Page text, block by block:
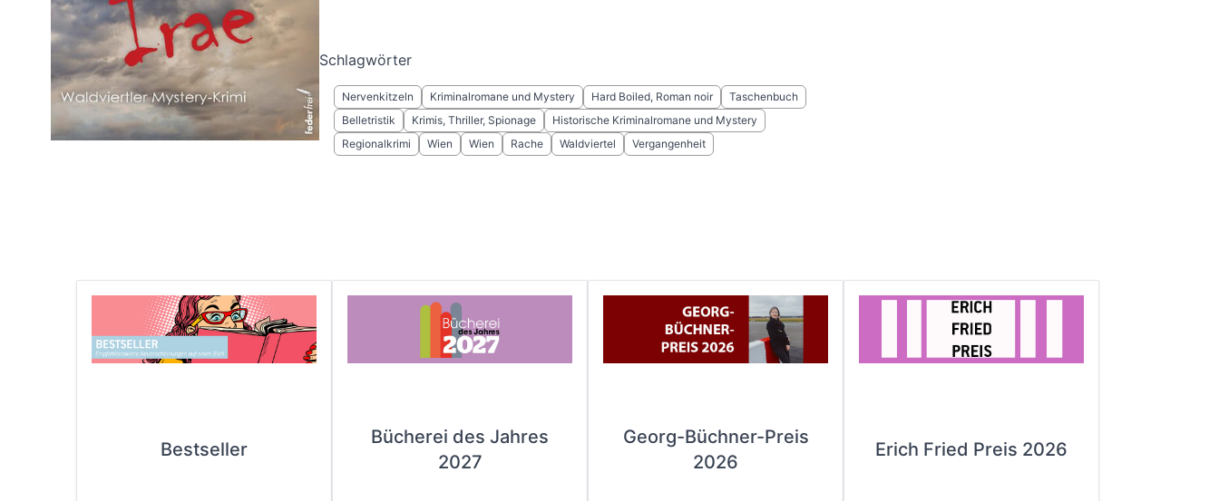
Schlagwörter
Nervenkitzeln Kriminalromane und Mystery Hard Boiled, Roman noir
Taschenbuch
Belletristik
Krimis, Thriller, Spionage
Historische Kriminalromane und Mystery
Regionalkrimi
Wien Wien Rache Waldviertel Vergangenheit
Bestseller
Bücherei des Jahres
2027
Georg-Büchner-Preis
2026
Erich Fried Preis 2026